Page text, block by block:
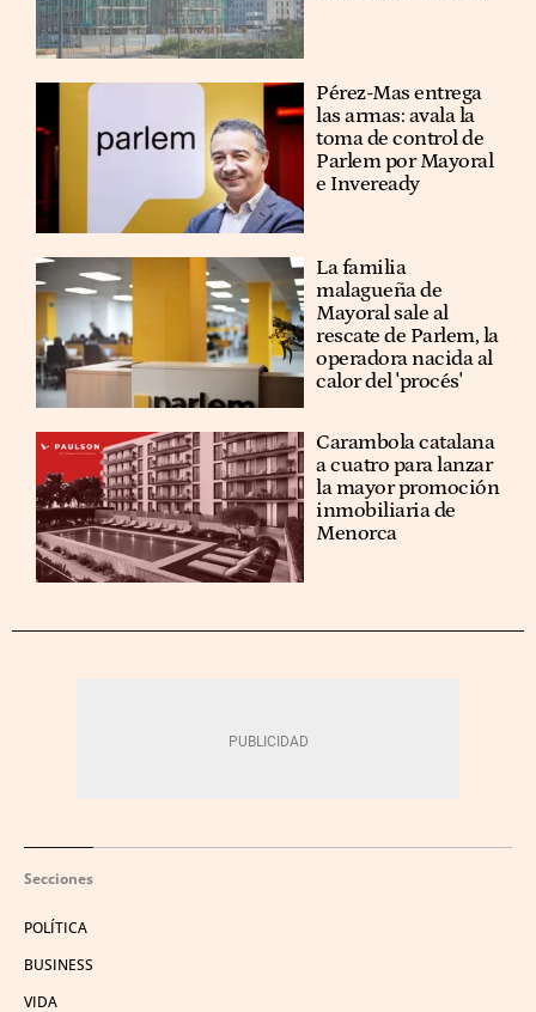
Pérez-Mas entrega
las armas: avala la
toma de control de
Parlem por Mayoral
e Inveready
La familia
malagueña de
Mayoral sale al
rescate de Parlem, la
operadora nacida al
calor del 'procés'
Carambola catalana
a cuatro para lanzar
la mayor promoción
inmobiliaria de
Menorca
Secciones
POLÍTICA
BUSINESS
VIDA